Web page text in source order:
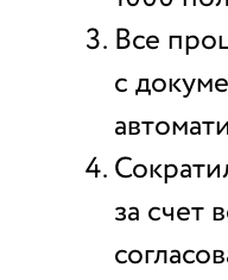
Все
с
за счет